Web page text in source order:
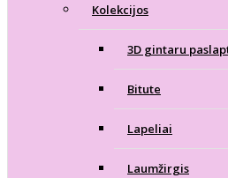
Kolekcijos
3D gintaru
Bitute
Lapeliai
Laumžirgis